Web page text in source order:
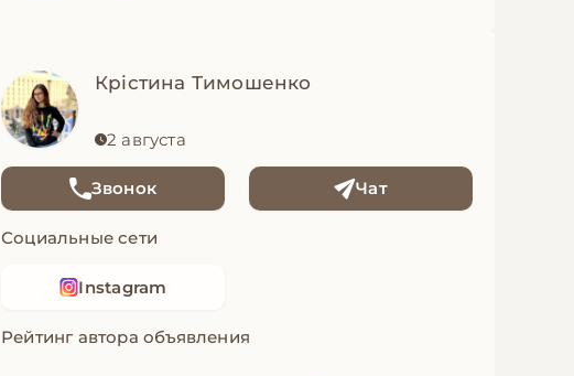
Крістина Тимошенко
2 августа
Звонок Чат
Социальные сети
Instagram
Рейтинг автора объявления